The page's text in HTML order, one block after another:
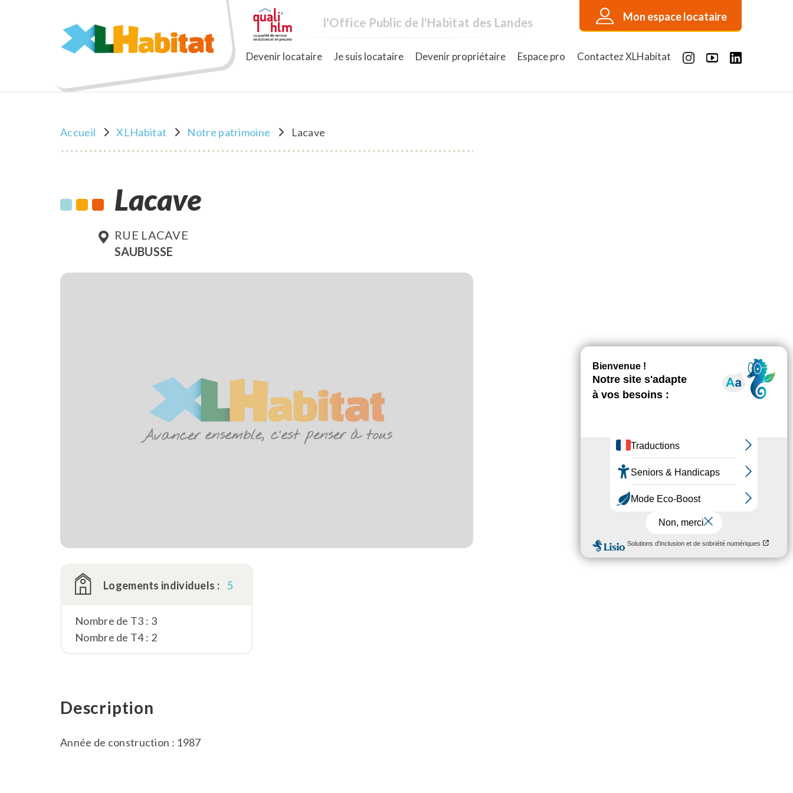
l'Office Public de l'Habitat des Landes Mon espace locataire
XLHabitat Devenir locataire Je suis locataire Devenir propriétaire Espace pro Contactez XLHabitat
Accueil XLHabitat Notre patrimoine Lacave
Lacave
RUE LACAVE
SAUBUSSE
Logements individuels : 5
Nombre de T3 : 3
Nombre de T4 : 2
Description
Année de construction : 1987